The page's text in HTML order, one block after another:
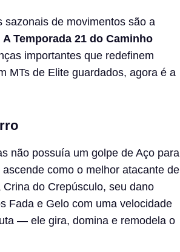
sazonais de movimentos são a
A Temporada 21 do Caminho
importantes que redefinem
MTs de Elite guardados, agora é a
não possuía um golpe de Aço para
como o melhor atacante de
do Crepúsculo, seu dano
Fada e Gelo com uma velocidade
— ele gira, domina e remodela o